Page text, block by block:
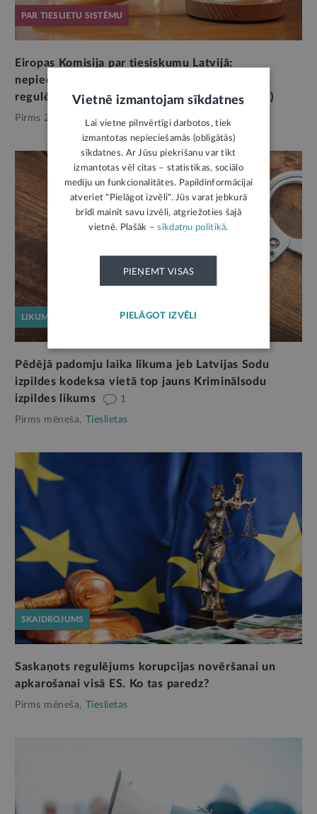
PAR TIESLIETU SISTĒMU
Eiropas Komisija par tiesiskumu Latvijā:
nepieciešams ieviest efektīvu lobēšanas
regulējumu; riski mediju neatkarībai ir zemi (II)
Pirms 2 nedēļām, Tieslietas
LIKUMPROJEKTS
Pēdējā padomju laika likuma jeb Latvijas Sodu
izpildes kodeksa vietā top jauns Kriminālsodu
izpildes likums
1
Pirms mēneša, Tieslietas
SKAIDROJUMS
Saskaņots regulējums korupcijas novēršanai un
apkarošanai visā ES. Ko tas paredz?
Pirms mēneša, Tieslietas
Vietnē izmantojam sīkdatnes
Lai vietne pilnvērtīgi darbotos, tiek
izmantotas nepieciešamās (obligātās)
sīkdatnes. Ar Jūsu piekrišanu var tikt
izmantotas vēl citas – statistikas, sociālo
mediju un funkcionalitātes. Papildinformācijai
atveriet "Pielāgot izvēli". Jūs varat jebkurā
brīdī mainīt savu izvēli, atgriežoties šajā
vietnē. Plašāk –sīkdatņu politikā.
PIEŅEMT VISAS
PIELĀGOT IZVĒLI